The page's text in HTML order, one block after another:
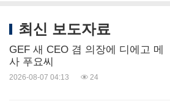
최신 보도자료
GEF 새 CEO 겸 의장에 디에고 메
사 푸요씨
2026-08-07 04:13 24